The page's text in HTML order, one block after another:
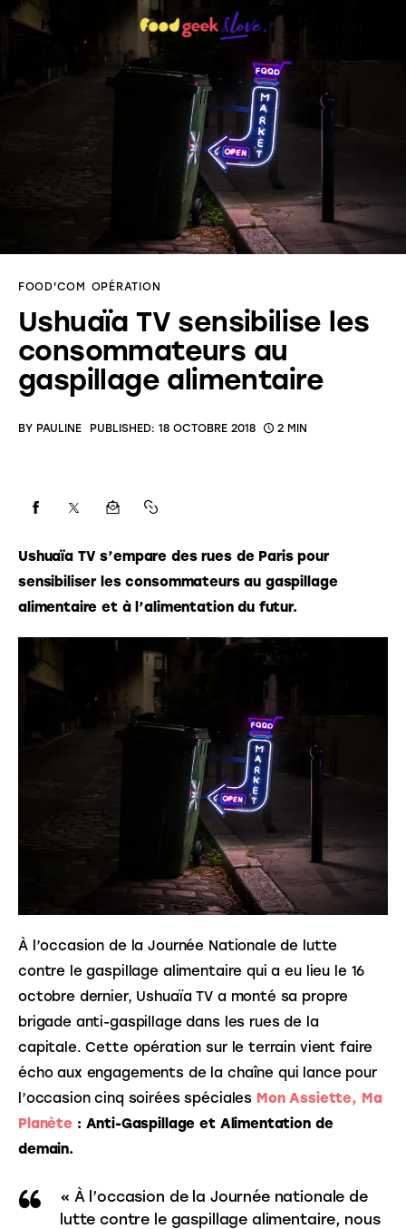
Menu
Food’Com
Food’Art
Food’Life
FOOD'COM OPÉRATION
Ushuaïa TV sensibilise les
consommateurs au
gaspillage alimentaire
BY PAULINE PUBLISHED: 18 OCTOBRE 2018 2 MIN
Ushuaïa TV s’empare des rues de Paris pour
sensibiliser les consommateurs au gaspillage
alimentaire et à l’alimentation du futur.
À l’occasion de la Journée Nationale de lutte
contre le gaspillage alimentaire qui a eu lieu le 16
octobre dernier, Ushuaïa TV a monté sa propre
brigade anti-gaspillage dans les rues de la
capitale. Cette opération sur le terrain vient faire
écho aux engagements de la chaîne qui lance pour
l’occasion cinq soirées spéciales Mon Assiette, Ma
Planète : Anti-Gaspillage et Alimentation de
demain.
« À l’occasion de la Journée nationale de
lutte contre le gaspillage alimentaire, nous